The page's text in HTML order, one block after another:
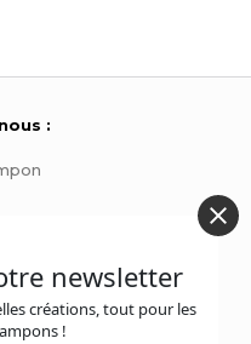
:
newsletter
créations, tout pour les
!